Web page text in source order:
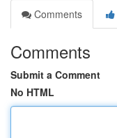
Comments
Comments
Submit a Comment
No HTML